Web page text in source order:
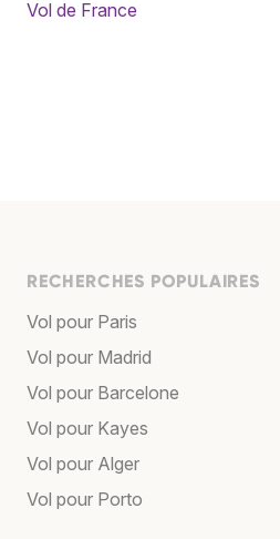
Vol de France
RECHERCHES POPULAIRES
Vol pour Paris
Vol pour Madrid
Vol pour Barcelone
Vol pour Kayes
Vol pour Alger
Vol pour Porto